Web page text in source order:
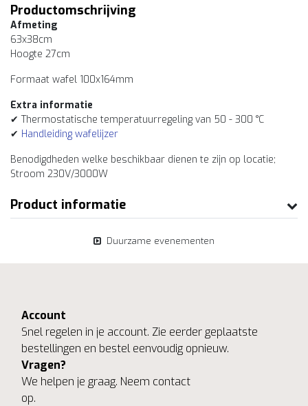
Productomschrijving
Afmeting
63x38cm
Hoogte 27cm
Formaat wafel 100x164mm
Extra informatie
✔ Thermostatische temperatuurregeling van 50 - 300 °C
✔ Handleiding wafelijzer
Benodigdheden welke beschikbaar dienen te zijn op locatie;
Stroom 230V/3000W
Product informatie
Duurzame evenementen
Account
Snel regelen in je account. Zie eerder geplaatste
bestellingen en bestel eenvoudig opnieuw.
Vragen?
We helpen je graag. Neem contact
op.